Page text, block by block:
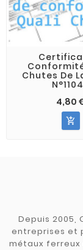
Chutes De
4,80

Depuis 2005,
entreprises et
métaux